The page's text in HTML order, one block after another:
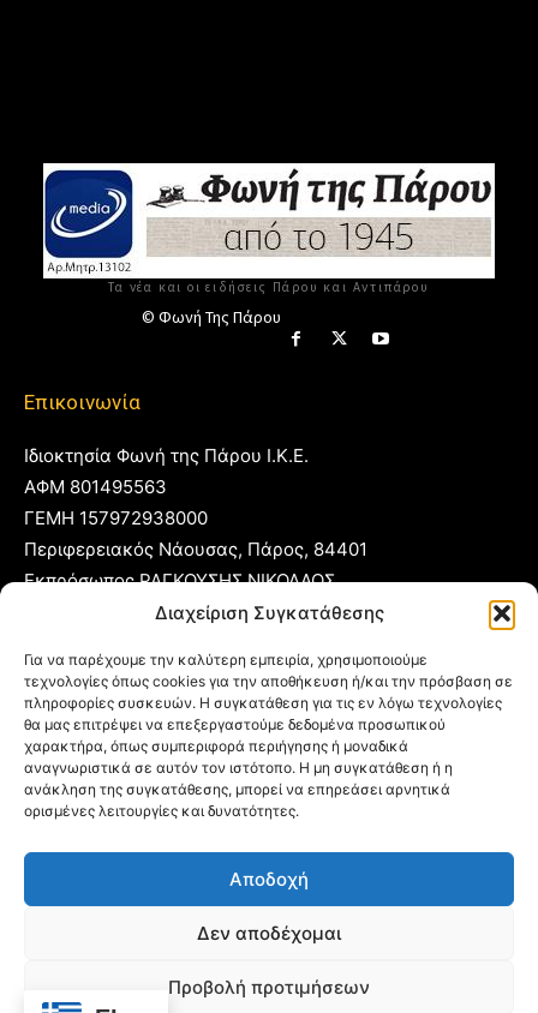
Διαχείριση Συγκατάθεσης
Για να παρέχουμε την καλύτερη εμπειρία, χρησιμοποιούμε
τεχνολογίες όπως cookies για την αποθήκευση ή/και την πρόσβαση σε
πληροφορίες συσκευών. Η συγκατάθεση για τις εν λόγω τεχνολογίες
θα μας επιτρέψει να επεξεργαστούμε δεδομένα προσωπικού
χαρακτήρα, όπως συμπεριφορά περιήγησης ή μοναδικά
αναγνωριστικά σε αυτόν τον ιστότοπο. Η μη συγκατάθεση ή η
ανάκληση της συγκατάθεσης, μπορεί να επηρεάσει αρνητικά
ορισμένες λειτουργίες και δυνατότητες.
Αποδοχή
Δεν αποδέχομαι
Προβολή προτιμήσεων
Τα νέα και οι ειδήσεις Πάρου και Αντιπάρου
© Φωνή Της Πάρου
Επικοινωνία
Ιδιοκτησία Φωνή της Πάρου Ι.Κ.Ε.
ΑΦΜ 801495563
ΓΕΜΗ 157972938000
Περιφερειακός Νάουσας, Πάρος, 84401
Εκπρόσωπος ΡΑΓΚΟΥΣΗΣ ΝΙΚΟΛΑΟΣ
Κ:6977 248885
E:foni@typoparos.gr(για αγγελίες:sales@typoparos.gr)
Πολιτική απορρήτου & Cookies